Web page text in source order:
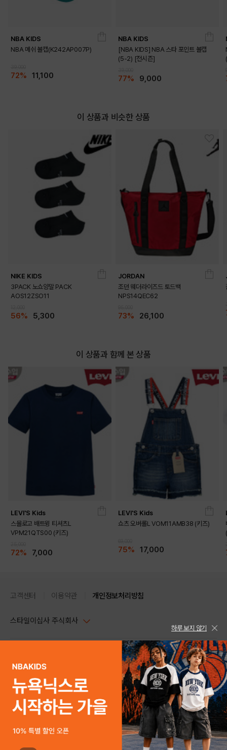
NBA KIDS
NBA 메쉬 볼캡(K242AP007P)
72% 11,100
NBA KIDS
[NBA KIDS] NBA 스타 포인트 볼캡
(5-2) [전시즌]
77% 9,000
이 상품과 비슷한 상품
NIKE KIDS
3PACK 노쇼양말 PACK
AOS12ZSO11
56% 5,300
JORDAN
조던 웨더라이즈드 토드백
NPS14QEC62
73% 26,100
이 상품과 함께 본 상품
LEVI'S Kids
스몰로고 배트윙 티셔츠L
VPM21QTS00 (키즈)
72% 7,000
LEVI'S Kids
쇼츠 오버롤L VOM11AMB38 (키즈)
75% 17,000
고객센터 이용약관 개인정보처리방침
스타일이십사 주식회사
주소 : 서울시 강남구 논현로 633, 6층 (논현동, 한세엠케이빌딩)
사업자등록번호 : 116-81-32499
통신판매업신고번호 : 제 2024-서울강남-04239
호스팅 서비스 : 스타일이십사㈜
고객센터 1544-5336(평일 09:00~ 18:00 토/일/공휴일 휴무)
스타일24 고객센터 1544-5336
평일 09:00~ 18:00 (토/일/공휴일 휴무)
help Email : help@style24.com
COPYRIGHTⓒ2021 STYLE24 ALL RIGHTS RESERVED.
하루 보지 않기